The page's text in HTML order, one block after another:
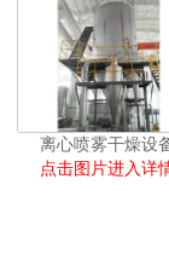
离心喷雾干燥设
点击图片进入详